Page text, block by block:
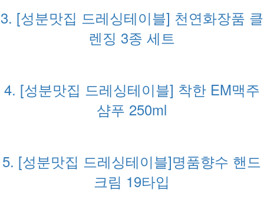
3. [성분맛집 드레싱테이블] 천연화장품 클
렌징 3종 세트
4. [성분맛집 드레싱테이블] 착한 EM맥주
샴푸 250ml
5. [성분맛집 드레싱테이블]명품향수 핸드
크림 19타입